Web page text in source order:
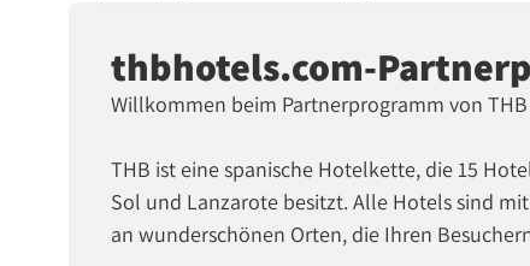
thbhotels.com-
Willkommen beim Partnerprogramm von
THB ist eine spanische Hotelkette, die 15
Sol und Lanzarote besitzt. Alle Hotels sind
an wunderschönen Orten, die Ihren